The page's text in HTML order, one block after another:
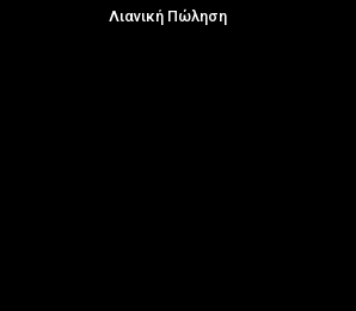
Λιανική Πώληση